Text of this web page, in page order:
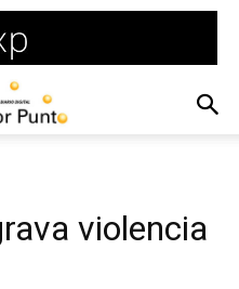
violencia